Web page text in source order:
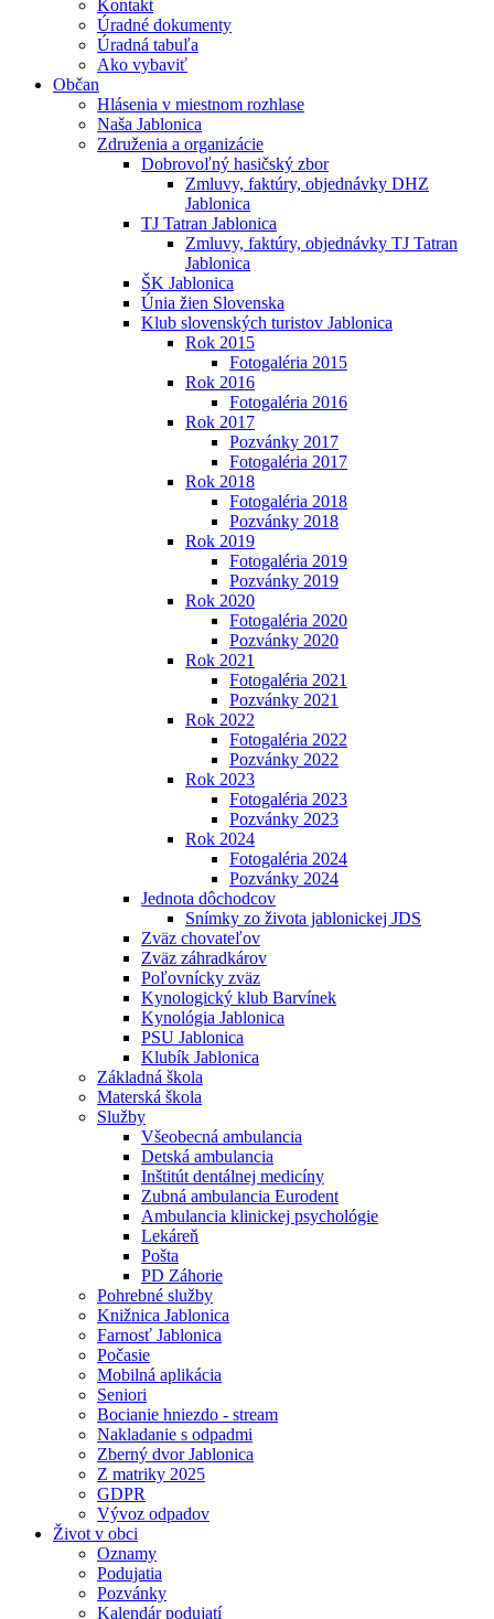
Kontakt
Úradné dokumenty
Úradná tabuľa
Ako vybaviť
Občan
Hlásenia v miestnom rozhlase
Naša Jablonica
Združenia a organizácie
Dobrovoľný hasičský zbor
Zmluvy, faktúry, objednávky DHZ
Jablonica
TJ Tatran Jablonica
Zmluvy, faktúry, objednávky TJ Tatran
Jablonica
ŠK Jablonica
Únia žien Slovenska
Klub slovenských turistov Jablonica
Rok 2015
Fotogaléria 2015
Rok 2016
Fotogaléria 2016
Rok 2017
Pozvánky 2017
Fotogaléria 2017
Rok 2018
Fotogaléria 2018
Pozvánky 2018
Rok 2019
Fotogaléria 2019
Pozvánky 2019
Rok 2020
Fotogaléria 2020
Pozvánky 2020
Rok 2021
Fotogaléria 2021
Pozvánky 2021
Rok 2022
Fotogaléria 2022
Pozvánky 2022
Rok 2023
Fotogaléria 2023
Pozvánky 2023
Rok 2024
Fotogaléria 2024
Pozvánky 2024
Jednota dôchodcov
Snímky zo života jablonickej JDS
Zväz chovateľov
Zväz záhradkárov
Poľovnícky zväz
Kynologický klub Barvínek
Kynológia Jablonica
PSU Jablonica
Klubík Jablonica
Základná škola
Materská škola
Služby
Všeobecná ambulancia
Detská ambulancia
Inštitút dentálnej medicíny
Zubná ambulancia Eurodent
Ambulancia klinickej psychológie
Lekáreň
Pošta
PD Záhorie
Pohrebné služby
Knižnica Jablonica
Farnosť Jablonica
Počasie
Mobilná aplikácia
Seniori
Bocianie hniezdo - stream
Nakladanie s odpadmi
Zberný dvor Jablonica
Z matriky 2025
GDPR
Vývoz odpadov
Život v obci
Oznamy
Podujatia
Pozvánky
Kalendár podujatí